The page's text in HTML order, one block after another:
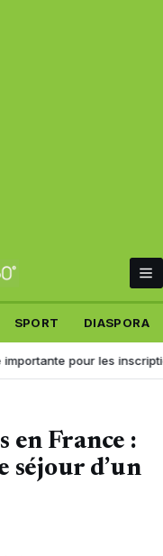
SPORT DIASPORA
pour les inscriptions de
en France :
séjour d’un